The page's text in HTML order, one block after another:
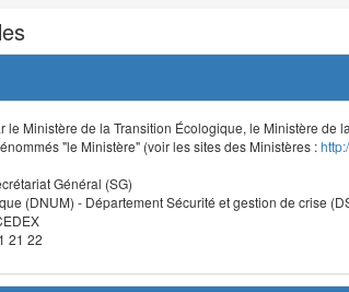
le Ministère de la Transition Écologique, le Ministère
"le Ministère" (voir les sites des Ministères :
Général (SG)
(DNUM) - Département Sécurité et gestion de crise
21 22